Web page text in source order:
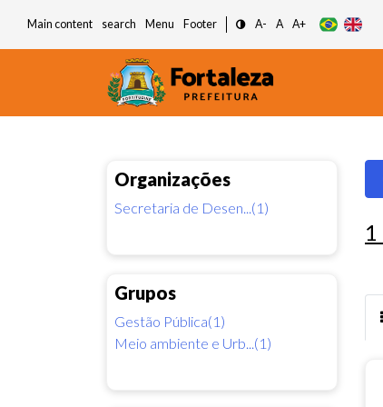
Main content search Menu Footer A- A A+
Organizações
Secretaria de Desen...(1)
Grupos
Gestão Pública(1)
Meio ambiente e Urb...(1)
1